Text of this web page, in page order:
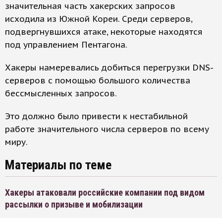
значительная часть хакерских запросов
исходила из Южной Кореи. Среди серверов,
подвергнувшихся атаке, некоторые находятся
под управлением Пентагона.
Хакеры намеревались добиться перегрузки DNS-
серверов с помощью большого количества
бессмысленных запросов.
Это должно было привести к нестабильной
работе значительного числа серверов по всему
миру.
Материалы по теме
Хакеры атаковали российские компании под видом
рассылки о призыве и мобилизации